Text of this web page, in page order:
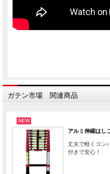
ガテン市場 関連商品
NEW
アルミ伸縮はし
丈夫で軽くコン
付きで安心！